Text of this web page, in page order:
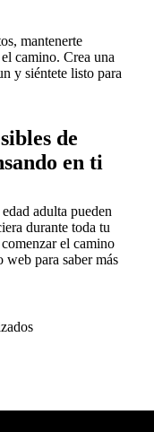
mantenerte
camino. Crea una
y siéntete listo para
de
en ti
adulta pueden
durante toda tu
el camino
web para saber más